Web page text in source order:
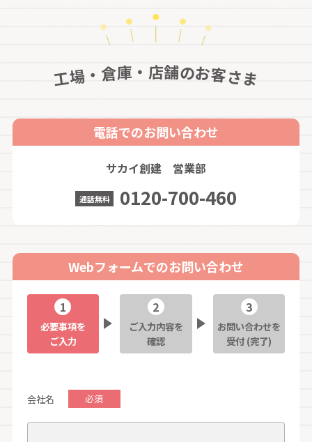
工場・倉庫 ・ 店舗のお客さま
電話でのお問い合わせ
サカイ創建 営業部
通話無料 0120-700-460
Webフォームでのお問い合わせ
必要事項を
ご入力
ご入力内容を
確認
お問い合わせを
受付 (完了)
会社名